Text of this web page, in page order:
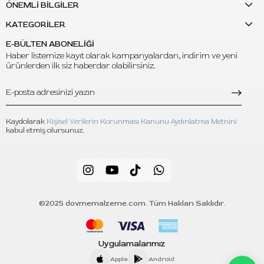
ÖNEMLİ BİLGİLER
KATEGORİLER
E-BÜLTEN ABONELİĞİ
Haber listemize kayıt olarak kampanyalardan, indirim ve yeni
ürünlerden ilk siz haberdar olabilirsiniz.
Kaydolarak Kişisel Verilerin Korunması Kanunu Aydınlatma Metnini
kabul etmiş olursunuz.
©2025 dovmemalzeme.com. Tüm Hakları Saklıdır.
Uygulamalarımız
Apple Android